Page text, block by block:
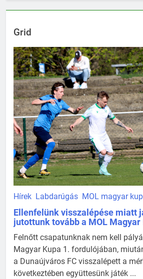
Grid
Hírek Labdarúgás MOL magyar
Ellenfelünk visszalépése miatt
jutottunk tovább a MOL Magyar
Felnőtt csapatunknak nem kell
Magyar Kupa 1. fordulójában,
a Dunaújváros FC visszalépett a
következtében együttesünk játék ...